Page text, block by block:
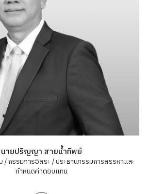
นายปริญญา สายน้ำทิพย์
กรรมการอิสระ / ประธานกรรมการสรรหาและ
กำหนดค่าตอบแทน